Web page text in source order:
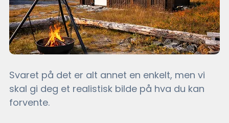
Svaret på det er alt annet en enkelt, men vi
skal gi deg et realistisk bilde på hva du kan
forvente.